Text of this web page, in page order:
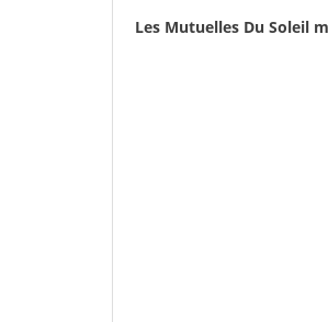
Les Mutuelles Du Soleil